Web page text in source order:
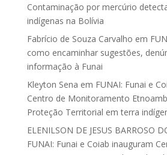
Contaminação por mercúrio
indígenas na Bolívia
Fabrício de Souza Carvalho em
como encaminhar sugestões,
informação à Funai
Kleyton Sena em FUNAI: Funai e
Centro de Monitoramento
Proteção Territorial em terra
ELENILSON DE JESUS BARROSO
FUNAI: Funai e Coiab inauguram